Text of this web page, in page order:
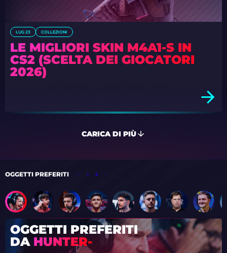
LUG 23 COLLEZIONI
LE MIGLIORI SKIN M4A1-S IN
CS2 (SCELTA DEI GIOCATORI
2026)
CARICA DI PIÙ
OGGETTI PREFERITI
OGGETTI PREFERITI
DA HUNTER-